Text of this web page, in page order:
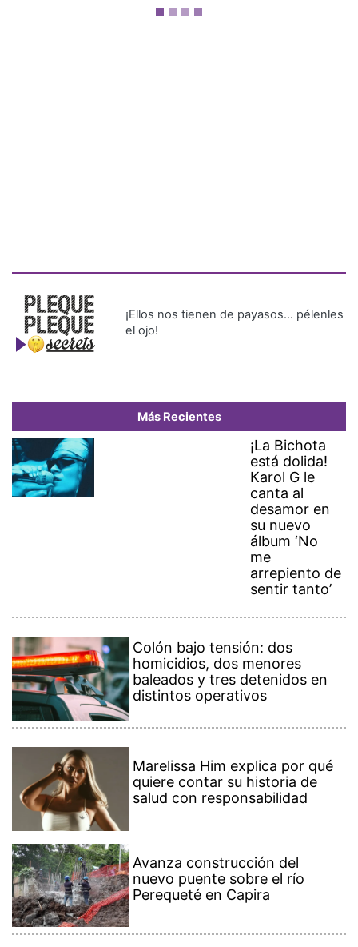
¡Ellos nos tienen de payasos… pélenles
el ojo!
Más Recientes
¡La Bichota
está dolida!
Karol G le
canta al
desamor en
su nuevo
álbum ‘No
me
arrepiento de
sentir tanto’
Colón bajo tensión: dos
homicidios, dos menores
baleados y tres detenidos en
distintos operativos
Marelissa Him explica por qué
quiere contar su historia de
salud con responsabilidad
Avanza construcción del
nuevo puente sobre el río
Perequeté en Capira